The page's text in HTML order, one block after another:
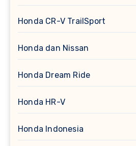
Honda CR-V TrailSport
Honda dan Nissan
Honda Dream Ride
Honda HR-V
Honda Indonesia